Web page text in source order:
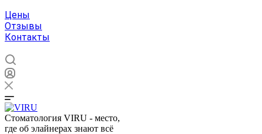
Цены
Отзывы
Контакты
Стоматология VIRU - место,
где об элайнерах знают всё